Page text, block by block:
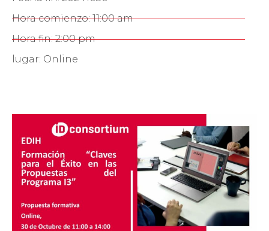
Hora comienzo: 11:00 am
Hora fin: 2:00 pm
lugar: Online